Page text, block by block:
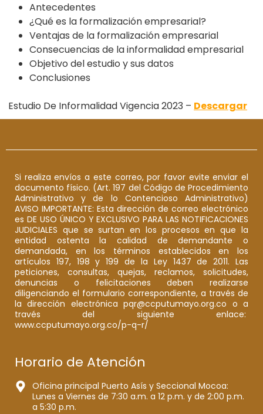
Antecedentes
¿Qué es la formalización empresarial?
Ventajas de la formalización empresarial
Consecuencias de la informalidad empresarial
Objetivo del estudio y sus datos
Conclusiones
Estudio De Informalidad Vigencia 2023 – Descargar
Si realiza envíos a este correo, por favor evite enviar el
documento físico. (Art. 197 del Código de Procedimiento
Administrativo y de lo Contencioso Administrativo)
AVISO IMPORTANTE: Esta dirección de correo electrónico
es DE USO ÚNICO Y EXCLUSIVO PARA LAS NOTIFICACIONES
JUDICIALES que se surtan en los procesos en que la
entidad ostenta la calidad de demandante o
demandada, en los términos establecidos en los
artículos 197, 198 y 199 de la Ley 1437 de 2011. Las
peticiones, consultas, quejas, reclamos, solicitudes,
denuncias o felicitaciones deben realizarse
diligenciando el formulario correspondiente, a través de
la dirección electrónica pqr@ccputumayo.org.co o a
través del siguiente enlace:
www.ccputumayo.org.co/p-q-r/
Horario de Atención
Oficina principal Puerto Asís y Seccional Mocoa:
Lunes a Viernes de 7:30 a.m. a 12 p.m. y de 2:00 p.m.
a 5:30 p.m.